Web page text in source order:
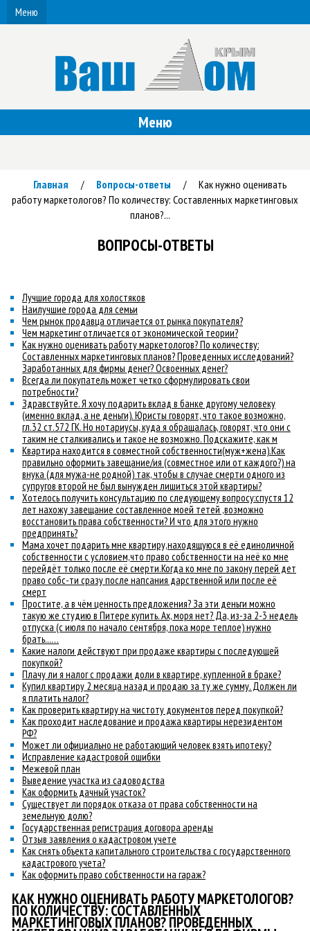
Меню
Меню
Главная / Вопросы-ответы /
Как нужно оценивать
работу маркетологов? По количеству: Составленных маркетинговых
планов?...
ВОПРОСЫ-ОТВЕТЫ
Лучшие города для холостяков
Наилучшие города для семьи
Чем рынок продавца отличается от рынка покупателя?
Чем маркетинг отличается от экономической теории?
Как нужно оценивать работу маркетологов? По количеству:
Составленных маркетинговых планов? Проведенных исследований?
Заработанных для фирмы денег? Освоенных денег?
Всегда ли покупатель может четко сформулировать свои
потребности?
Здравствуйте. Я хочу подарить вклад в банке другому человеку
(именно вклад, а не деньги). Юристы говорят, что такое возможно,
гл.32 ст.572 ГК. Но нотариусы, куда я обращалась, говорят, что они с
таким не сталкивались и такое не возможно. Подскажите, как м
Квартира находится в совместной собственности(муж+жена).Как
правильно оформить завещание/ия (совместное или от каждого?) на
внука (для мужа-не родной) так, чтобы в случае смерти одного из
супругов второй не был вынужден лишиться этой квартиры?
Хотелось получить консультацию по следующему вопросу:спустя 12
лет нахожу завещание составленное моей тетей ,возможно
восстановить права собственности? И что для этого нужно
предпринять?
Мама хочет подарить мне квартиру,находящуюся в её единоличной
собственности с условием,что право собственности на неё ко мне
перейдёт только после её смерти.Когда ко мне по закону перей дет
право собс-ти сразу после напсания дарственной или после её
смерт
Простите, а в чём ценность предложения? За эти деньги можно
такую же студию в Питере купить. Ах, моря нет? Да, из-за 2-3 недель
отпуска (с июля по начало сентября, пока море теплое) нужно
брать...…
Какие налоги действуют при продаже квартиры с последующей
покупкой?
Плачу ли я налог с продажи доли в квартире, купленной в браке?
Купил квартиру 2 месяца назад и продаю за ту же сумму. Должен ли
я платить налог?
Как проверить квартиру на чистоту документов перед покупкой?
Как проходит наследование и продажа квартиры нерезидентом
РФ?
Может ли официально не работающий человек взять ипотеку?
Исправление кадастровой ошибки
Межевой план
Выведение участка из садоводства
Как оформить дачный участок?
Существует ли порядок отказа от права собственности на
земельную долю?
Государственная регистрация договора аренды
Отзыв заявления о кадастровом учете
Как снять объекта капитального строительства с государственного
кадастрового учета?
Как оформить право собственности на гараж?
КАК НУЖНО ОЦЕНИВАТЬ РАБОТУ МАРКЕТОЛОГОВ?
ПО КОЛИЧЕСТВУ: СОСТАВЛЕННЫХ
МАРКЕТИНГОВЫХ ПЛАНОВ? ПРОВЕДЕННЫХ